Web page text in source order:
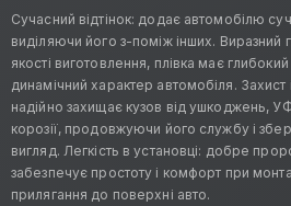
Сучасний відтінок: додає автомобілю
виділяючи його з-поміж інших. Виразний
якості виготовлення, плівка має
динамічний характер автомобіля. Захист і
надійно захищає кузов від ушкоджень,
корозії, продовжуючи його службу і
вигляд. Легкість в установці: добре
забезпечує простоту і комфорт при
прилягання до поверхні авто.